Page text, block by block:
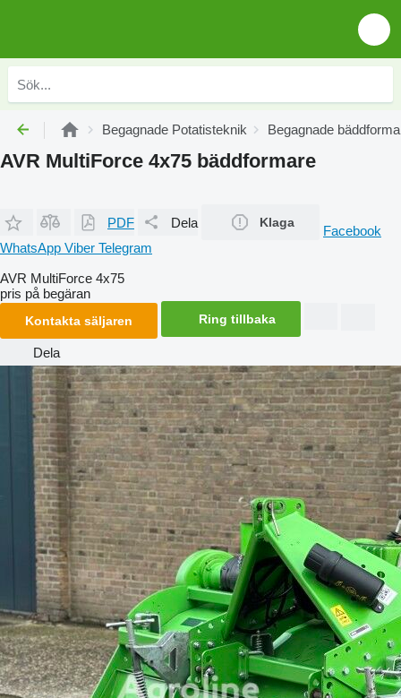
Begagnade Potatisteknik Begagnade
AVR MultiForce 4x75 bäddformare
PDF Dela Klaga
Facebook
WhatsApp Viber Telegram
AVR MultiForce 4x75
pris på begäran
Kontakta säljaren Ring tillbaka
Dela